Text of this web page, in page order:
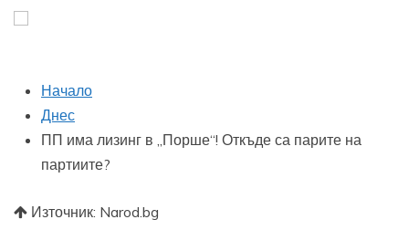
Начало
Днес
ПП има лизинг в „Порше“! Откъде са парите на
партиите?
Източник: Narod.bg